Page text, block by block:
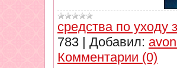
средства по уходу
783 | Добавил:
Комментарии (0)